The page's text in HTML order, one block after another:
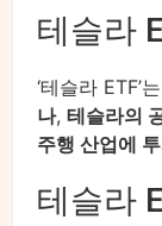
테슬라
‘테슬라 ETF’는
나, 테슬라의
주행 산업에
테슬라